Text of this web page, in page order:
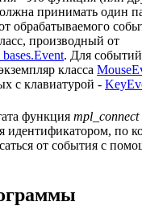
принимать один
обрабатываемого
производный от
. Для
класса
с клавиатурой -
функция mpl_connect
идентификатором, по
от события с